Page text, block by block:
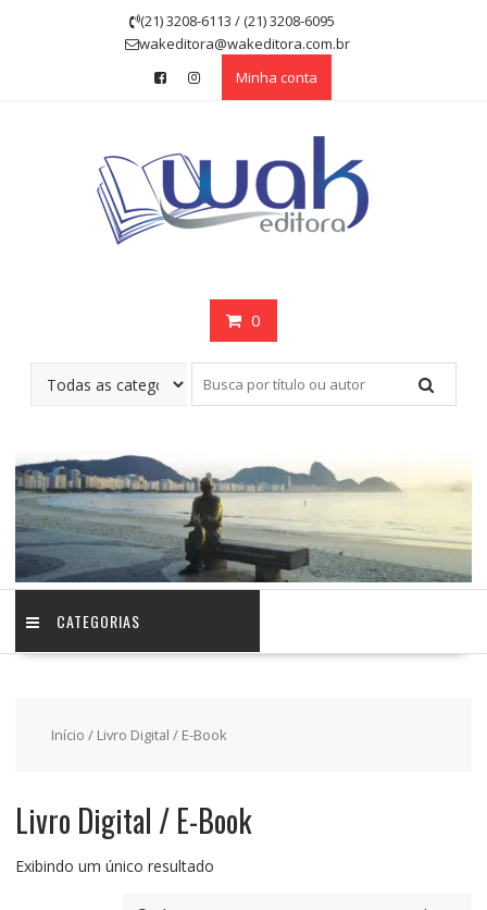
(21) 3208-6113 / (21) 3208-6095
wakeditora@wakeditora.com.br
Minha conta
0
CATEGORIAS
Início / Livro Digital / E-Book
Livro Digital / E-Book
Exibindo um único resultado